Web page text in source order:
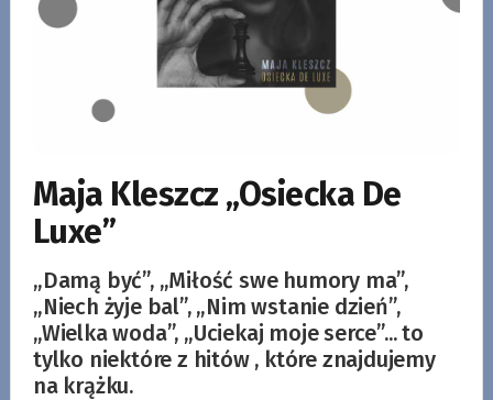
Maja Kleszcz „Osiecka De
Luxe”
„Damą być”, „Miłość swe humory ma”,
„Niech żyje bal”, „Nim wstanie dzień”,
„Wielka woda”, „Uciekaj moje serce”... to
tylko niektóre z hitów , które znajdujemy
na krążku.